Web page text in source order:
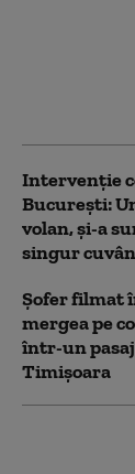
Intervenție
București:
volan, și-a
singur
Șofer filmat
mergea pe
într-un
Timișoara